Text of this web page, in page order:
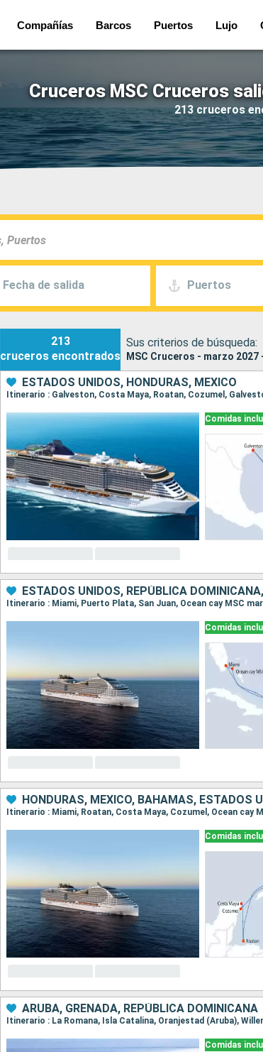
Compañías Barcos Puertos Lujo
Cruceros MSC Cruceros
213 cruceros
Fecha de salida Puertos
213
cruceros encontrados
Sus criterios de búsqueda:
MSC Cruceros - marzo 2027
ESTADOS UNIDOS, HONDURAS, MÉXICO
Itinerario : Galveston, Costa Maya, Roatan, Cozumel,
Comidas
ESTADOS UNIDOS, REPÚBLICA
Itinerario : Miami, Puerto Plata, San Juan, Ocean cay MSC
Comidas
HONDURAS, MÉXICO, BAHAMAS, ESTADOS
Itinerario : Miami, Roatan, Costa Maya, Cozumel, Ocean cay
Comidas
ARUBA, GRENADA, REPÚBLICA DOMINICANA
Comidas